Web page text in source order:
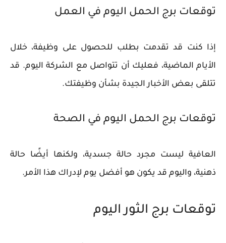
توقعات برج الحمل اليوم في العمل
إذا كنت قد تقدمت بطلب للحصول على وظيفة، خلال
الأيام الماضية، فعليك أن تتواصل مع الشركة اليوم. قد
تتلقى بعض الأخبار الجيدة بشأن وظيفتك.
توقعات برج الحمل اليوم في الصحة
العافية ليست مجرد حالة جسدية، ولكنها أيضًا حالة
ذهنية، واليوم قد يكون هو أفضل يوم لإدراك هذا الأمر.
توقعات برج الثور اليوم